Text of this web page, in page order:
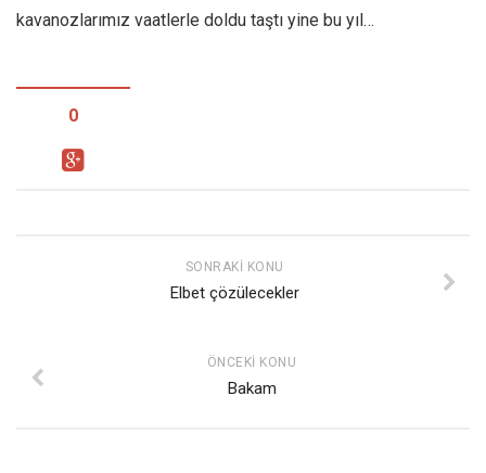
kavanozlarımız vaatlerle doldu taştı yine bu yıl…
0
SONRAKI KONU
Elbet çözülecekler
ÖNCEKI KONU
Bakam